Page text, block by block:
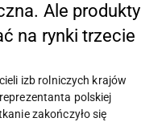
Ale produkty
na rynki trzecie
izb rolniczych krajów
polskiej
zakończyło się